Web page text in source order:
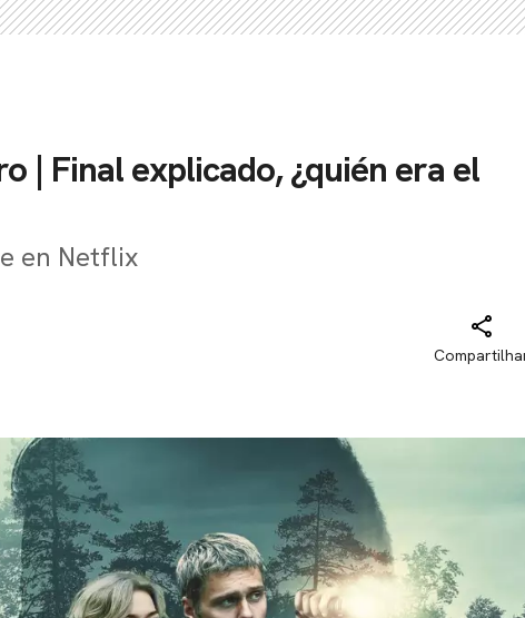
| Final explicado, ¿quién era el
en Netflix